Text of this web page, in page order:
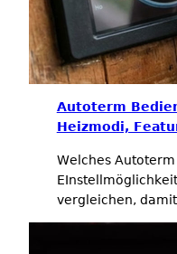
Autoterm
Heizmodi,
Welches
vergleichen,